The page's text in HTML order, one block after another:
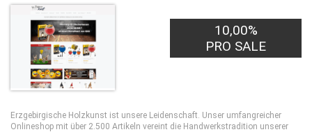
10,00%
PRO SALE
Erzgebirgische Holzkunst ist unsere Leidenschaft. Unser umfangreicher
Onlineshop mit über 2.500 Artikeln vereint die Handwerkstradition unserer